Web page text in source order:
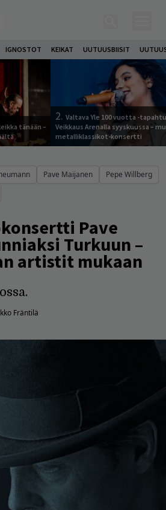
IGNOSTOT KEIKAT UUTUUSBIISIT
tänään –
2. Valtava Yle 100 vuotta -
Veikkaus Arenalla syyskuussa –
metalliklassikot-konsertti
Pave Maijanen
Pepe Willberg
Pave
Turkuun –
artistit mukaan
Fräntilä